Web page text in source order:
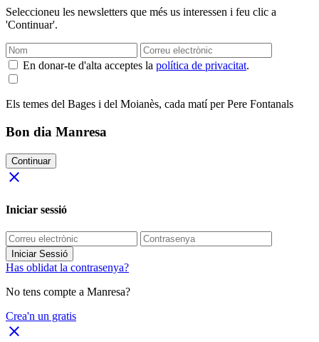
Seleccioneu les newsletters que més us interessen i feu clic a
'Continuar'.
En donar-te d'alta acceptes la política de privacitat.
Els temes del Bages i del Moianès, cada matí per Pere Fontanals
Bon dia Manresa
Continuar
close
Iniciar sessió
Iniciar Sessió
Has oblidat la contrasenya?
No tens compte a Manresa?
Crea'n un gratis
close